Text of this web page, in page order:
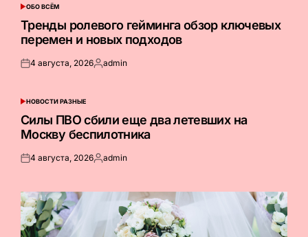
ОПУБЛИКОВАНО
В
ОБО ВСЁМ
Тренды ролевого гейминга обзор ключевых
перемен и новых подходов
Опубликовано
4 августа, 2026Запись
admin
ОПУБЛИКОВАНО
НОВОСТИ РАЗНЫЕ
Силы ПВО сбили еще два летевших на
Москву беспилотника
Опубликовано
4 августа, 2026Запись
admin